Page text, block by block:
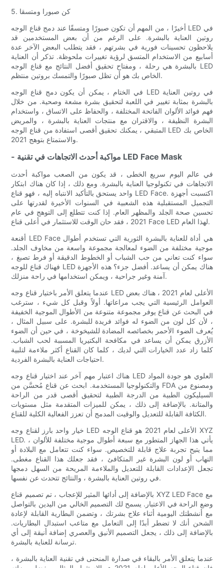
5. كن صبورا ومتسقا
أخيرًا ، من المهم أن تكون صبورًا ومتسقًا عند دمج قناع الوجه LED في
روتين العناية بالبشرة. على الرغم من أن بعض المستخدمين قد
يلاحظون تحسينات فورية في بشرتهم ، فقد يتطلب البعض الآخر عدة
أسابيع من الاستخدام المتسق لرؤية تغييرات ملحوظة. تذكر أن العناية
بالبشرة هي رحلة ، ومفتاح تحقيق أفضل النتائج مع قناع الوجه LED
الخاص بك هو أن تظل صبورًا والتمسك بروتين منتظم.
في الختام ، يمكن أن يكون دمج قناع الوجه LED في روتين العناية
بالبشرة بمثابة تغيير في اللعبة لتحقيق بشرة مشعة وصحية. من خلال
فهم فوائد الألوان الفاتحة المختلفة ، والحفاظ على الاتساق ، واستخدام
البشرة النظيفة ، والاقتران مع منتجات العناية بالبشرة ، والمريض
المتبقي ، يمكنك تحقيق أقصى استفادة من قناع الوجه LED الخاص بك
والاستمتاع بتوهج 2021.
- مواكبة أحدث الاتجاهات في تقنية LED Face Mask
في عالم اليوم سريع الخطى ، قد يكون من الصعب مواكبة أحدث
الاتجاهات في تكنولوجيا العناية بالبشرة. ومع ذلك ، إذا كان هناك ابتكار
واحد يستحق بالتأكيد الانتباه إليه ، فهو قناع LED Face. اكتسبت أجهزة
التجميل المستقبلية هذه الشعبية في السنوات الأخيرة لقدرتها على
تحسين صحة الجلد والمظهر العام. إذا كنت تتطلع إلى التوهج في عام
2021 ، فقد حان الوقت للاستثمار في أعلى قناع Face LED لهذا العام.
أقنعة LED Face هي أداة للعناية بالبشرة الثورية التي تستخدم أطوال
موجية مختلفة من الضوء لمعالجة مجموعة واسعة من مخاوف الجلد.
سواء كنت تعاني من حب الشباب أو الخطوط الدقيقة أو فرط تصبغ ،
فهناك قناع للوجه LED هناك يمكن أن يساعد. أفضل جزء؟ هذه الأجهزة
آمنة وغير جراحية ، ويمكن استخدامها في راحة منزلك.
عندما يتعلق الأمر باختيار قناع وجه LED الأعلى لعام 2021 ، هناك بعض
العوامل الرئيسية التي يجب مراعاتها. أولاً وقبل كل شيء ، سترغب
في البحث عن قناع يوفر مجموعة متنوعة من الأطوال الموجية الخفيفة
، لأن كل لون من الضوء له فوائد فريدة للبشرة. على سبيل المثال ،
يُعرف الضوء الأحمر بخصائصه المضادة للشيخوخة ، في حين أن الضوء
الأزرق يمكن أن يساعد في مكافحة البكتيريا المسببة لحب الشباب.
كلما زاد عدد الخيارات التي لديك ، كلما كان القناع أكثر ملاءمة لتلبية
احتياجات العناية بالبشرة الفردية.
هناك اعتبار مهم آخر عند اختيار قناع وجه LED العلوي هو جودة المواد
والتكنولوجيا المستخدمة. ابحث عن قناع مُحسَّن من FDA ومصنوع من
السيليكون الطبية من الدرجة الطبية لتحقيق أقصى قدر من الراحة
والمتانة. بالإضافة إلى ذلك ، يمكن للميزات المتقدمة مثل مستويات
الكثافة القابلة للتعديل والوقيت المدمج أن تعزز الفعالية الكلية للقناع.
خيار واحد بارز لقناع وجه LED الأعلى لعام 2021 هو قناع الوجه XYZ
LED. يأتي هذا الجهاز المتطور مع سبعة أطوال موجية مختلفة للألوان ،
مما يتيح تجربة علاج قابلة للتخصيص. سواء كنت تتعامل مع البلادة أو
التهاب أو لون البشرة غير المتكافئ ، فقد جعلك هذا القناع مغطى.
تجعل الإعدادات القابلة للتعديل والملاءمة المريحة من السهل دمجها
في روتين العناية بالبشرة ، والنتائج تتحدث عن نفسها.
بالإضافة إلى أدائها المثير للإعجاب ، تم تصميم قناع XYZ LED Face مع
وضع الراحة في الاعتبار. يسمح لك التصميم الخالي من اليدين بالتواصل
مع أنشطتك اليومية أثناء علاج بشرتك ، وتضمن البطارية القابلة لإعادة
الشحن أنك لا تضطر أبدًا إلى التعامل مع متاعب استبدال البطاريات.
بالإضافة إلى ذلك ، يجعل التصميم الأنيق والعصري إضافة أنيقة إلى أي
ترسانة للعناية بالبشرة.
عندما يتعلق الأمر بالبقاء في صدارة المنحنى في تقنية العناية بالبشرة ،